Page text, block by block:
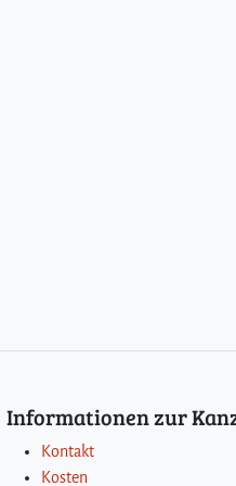
Informationen zur
Kontakt
Kosten